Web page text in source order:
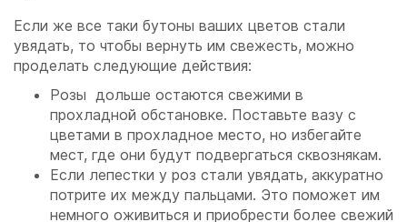
Если же все таки бутоны ваших цветов стали
увядать, то чтобы вернуть им свежесть, можно
проделать следующие действия:
Розы дольше остаются свежими в
прохладной обстановке. Поставьте вазу с
цветами в прохладное место, но избегайте
мест, где они будут подвергаться сквознякам.
Если лепестки у роз стали увядать, аккуратно
потрите их между пальцами. Это поможет им
немного оживиться и приобрести более свежий